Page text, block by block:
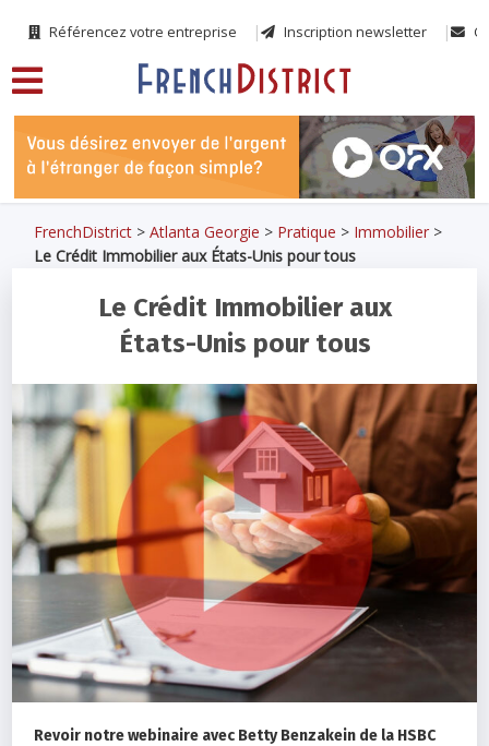
Référencez votre entreprise Inscription newsletter
FrenchDistrict >Atlanta Georgie > Pratique > Immobilier >
Le Crédit Immobilier aux États-Unis pour tous
Le Crédit Immobilier aux
États-Unis pour tous
Revoir notre webinaire avec Betty Benzakein de la HSBC